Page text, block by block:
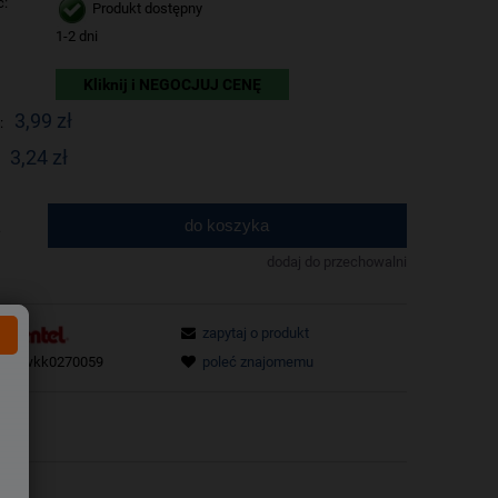
Produkt dostępny
1-2 dni
Kliknij i NEGOCJUJ CENĘ
3,99 zł
3,24 zł
do koszyka
dodaj do przechowalni
wkk0270059
zapytaj o produkt
poleć znajomemu